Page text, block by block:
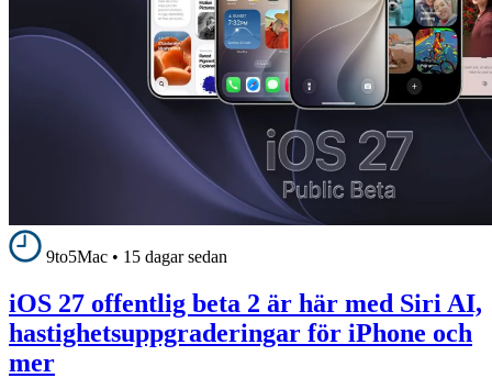
9to5Mac • 15 dagar sedan
iOS 27 offentlig beta 2 är här med Siri AI,
hastighetsuppgraderingar för iPhone och
mer